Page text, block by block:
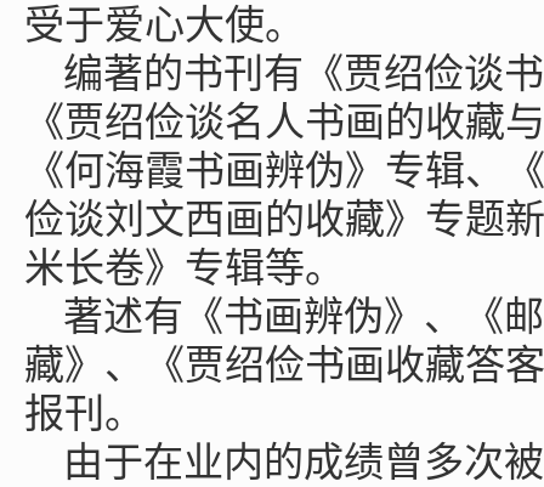
受于爱心大使。
编著的书刊有《贾绍俭谈
《贾绍俭谈名人书画的收藏
《何海霞书画辨伪》专辑、
俭谈刘文西画的收藏》专题
米长卷》专辑等。
著述有《书画辨伪》、《
藏》、《贾绍俭书画收藏答
报刊。
由于在业内的成绩曾多次